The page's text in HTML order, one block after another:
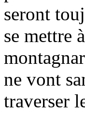
seront
se mettre
ne vont
traverser